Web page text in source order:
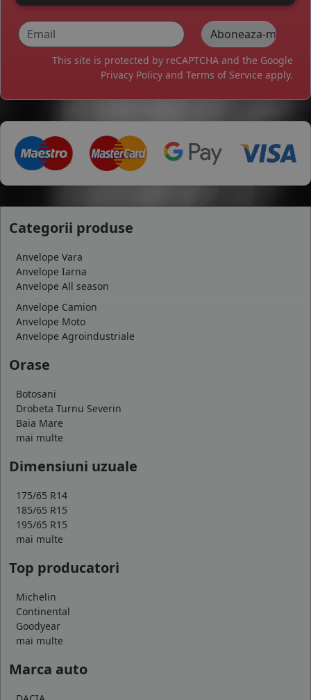
This site is protected by reCAPTCHA and the Google
Privacy Policy and Terms of Service apply.
Categorii produse
Anvelope Vara
Anvelope Iarna
Anvelope All season
Anvelope Camion
Anvelope Moto
Anvelope Agroindustriale
Orase
Botosani
Drobeta Turnu Severin
Baia Mare
mai multe
Dimensiuni uzuale
175/65 R14
185/65 R15
195/65 R15
mai multe
Top producatori
Michelin
Continental
Goodyear
mai multe
Marca auto